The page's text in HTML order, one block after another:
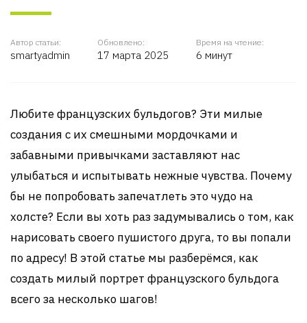
Автор статьи:
smartyadmin
Обновлено:
17 марта 2025
Время на чтение:
6 минут
Любите французских бульдогов? Эти милые
создания с их смешными мордочками и
забавными привычками заставляют нас
улыбаться и испытывать нежные чувства. Почему
бы не попробовать запечатлеть это чудо на
холсте? Если вы хоть раз задумывались о том, как
нарисовать своего пушистого друга, то вы попали
по адресу! В этой статье мы разберёмся, как
создать милый портрет французского бульдога
всего за несколько шагов!